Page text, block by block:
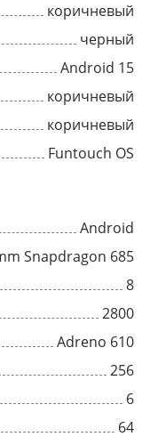
коричневый
черный
Android 15
коричневый
коричневый
Funtouch OS
Android
Snapdragon 685
8
2800
Adreno 610
256
6
64